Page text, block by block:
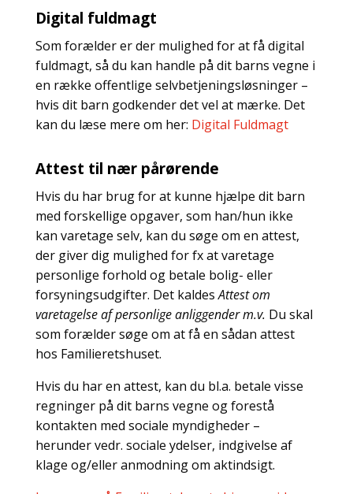
Digital fuldmagt
Som forælder er der mulighed for at få digital
fuldmagt, så du kan handle på dit barns vegne i
en række offentlige selvbetjeningsløsninger –
hvis dit barn godkender det vel at mærke. Det
kan du læse mere om her: Digital Fuldmagt
Attest til nær pårørende
Hvis du har brug for at kunne hjælpe dit barn
med forskellige opgaver, som han/hun ikke
kan varetage selv, kan du søge om en attest,
der giver dig mulighed for fx at varetage
personlige forhold og betale bolig- eller
forsyningsudgifter. Det kaldes Attest om
varetagelse af personlige anliggender m.v. Du skal
som forælder søge om at få en sådan attest
hos Familieretshuset.
Hvis du har en attest, kan du bl.a. betale visse
regninger på dit barns vegne og forestå
kontakten med sociale myndigheder –
herunder vedr. sociale ydelser, indgivelse af
klage og/eller anmodning om aktindsigt.